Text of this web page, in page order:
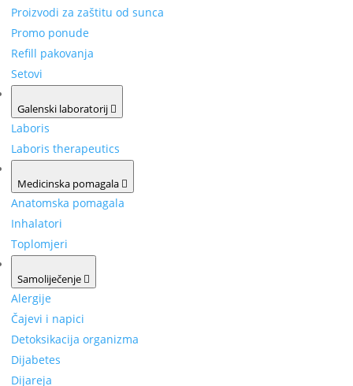
Proizvodi za zaštitu od sunca
Promo ponude
Refill pakovanja
Setovi
Galenski laboratorij
Laboris
Laboris therapeutics
Medicinska pomagala
Anatomska pomagala
Inhalatori
Toplomjeri
Samoliječenje
Alergije
Čajevi i napici
Detoksikacija organizma
Dijabetes
Dijareja